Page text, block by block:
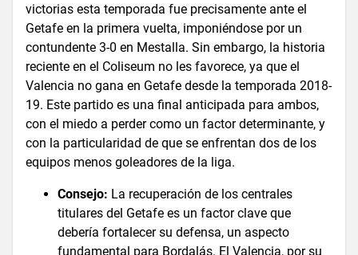
victorias esta temporada fue precisamente ante el
Getafe en la primera vuelta, imponiéndose por un
contundente 3-0 en Mestalla. Sin embargo, la historia
reciente en el Coliseum no les favorece, ya que el
Valencia no gana en Getafe desde la temporada 2018-
19. Este partido es una final anticipada para ambos,
con el miedo a perder como un factor determinante, y
con la particularidad de que se enfrentan dos de los
equipos menos goleadores de la liga.
Consejo: La recuperación de los centrales
titulares del Getafe es un factor clave que
debería fortalecer su defensa, un aspecto
fundamental para Bordalás. El Valencia, por su